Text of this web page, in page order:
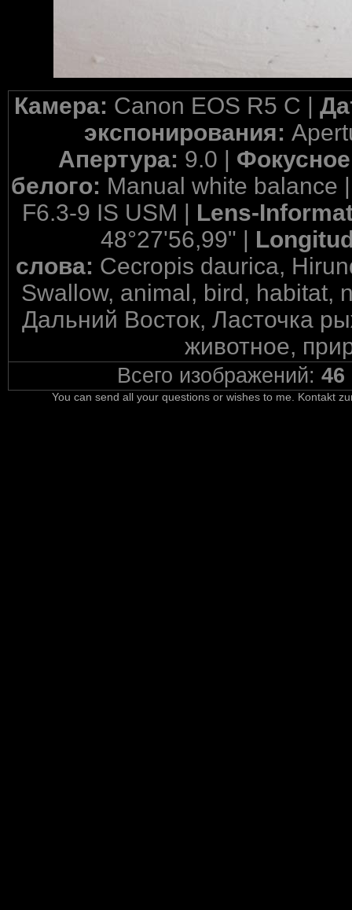
Камера: Canon EOS R5 C |
экспонирования:
Апертура: 9.0 |
белого: Manual white balance
F6.3-9 IS USM | Lens-
48°27'56,99" |
слова: Cecropis daurica,
Swallow, animal, bird, habitat,
Дальний Восток, Ласточка
животное,
Всего изображений:46
You can send all your questions or wishes to me. Kontakt